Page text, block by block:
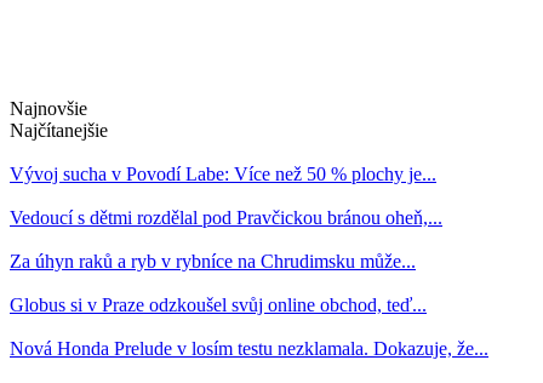
Najnovšie
Najčítanejšie
Vývoj sucha v Povodí Labe: Více než 50 % plochy je...
Vedoucí s dětmi rozdělal pod Pravčickou bránou oheň,...
Za úhyn raků a ryb v rybníce na Chrudimsku může...
Globus si v Praze odzkoušel svůj online obchod, teď...
Nová Honda Prelude v losím testu nezklamala. Dokazuje, že...